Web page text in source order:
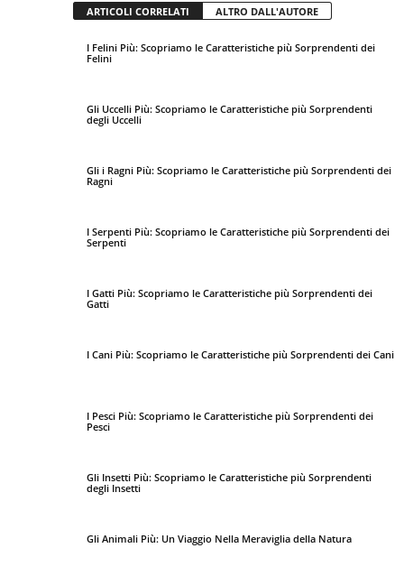
ARTICOLI CORRELATI ALTRO DALL'AUTORE
I Felini Più: Scopriamo le Caratteristiche più Sorprendenti dei
Felini
Gli Uccelli Più: Scopriamo le Caratteristiche più Sorprendenti
degli Uccelli
Gli i Ragni Più: Scopriamo le Caratteristiche più Sorprendenti dei
Ragni
I Serpenti Più: Scopriamo le Caratteristiche più Sorprendenti dei
Serpenti
I Gatti Più: Scopriamo le Caratteristiche più Sorprendenti dei
Gatti
I Cani Più: Scopriamo le Caratteristiche più Sorprendenti dei Cani
I Pesci Più: Scopriamo le Caratteristiche più Sorprendenti dei
Pesci
Gli Insetti Più: Scopriamo le Caratteristiche più Sorprendenti
degli Insetti
Gli Animali Più: Un Viaggio Nella Meraviglia della Natura